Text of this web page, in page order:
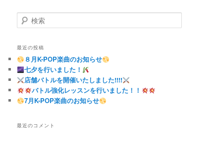
検
索
最近の投稿
８月K-POP楽曲のお知らせ
七夕を行いました！
店舗バトルを開催いたしました!!!!
バトル強化レッスンを行いました！！
7月K-POP楽曲のお知らせ
最近のコメント